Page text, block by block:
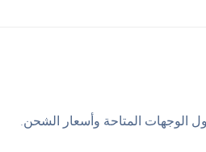
الوجهات المتاحة وأسعار الشحن.